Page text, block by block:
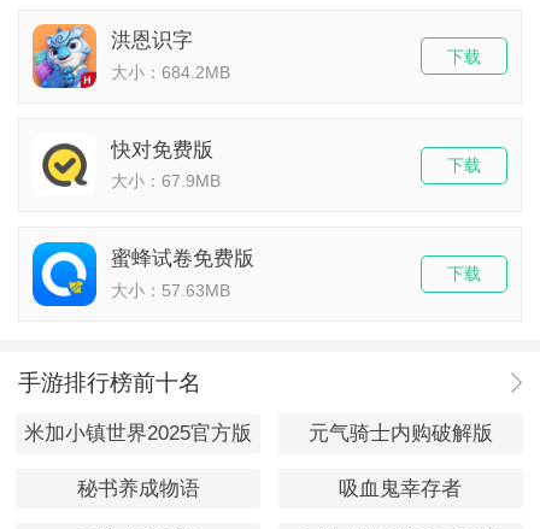
洪恩识字
大小：684.2MB
下载
快对免费版
大小：67.9MB
下载
蜜蜂试卷免费版
大小：57.63MB
下载
手游排行榜前十名
米加小镇世界2025官方版 元气骑士内购破解版
秘书养成物语 吸血鬼幸存者